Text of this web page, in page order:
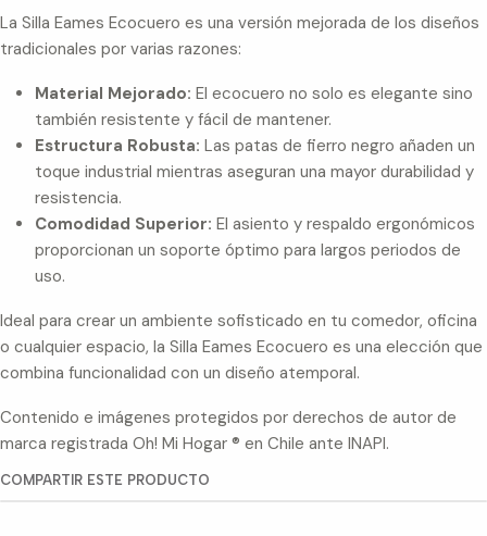
La Silla Eames Ecocuero es una versión mejorada de los diseños
tradicionales por varias razones:
Material Mejorado: El ecocuero no solo es elegante sino
también resistente y fácil de mantener.
Estructura Robusta: Las patas de fierro negro añaden un
toque industrial mientras aseguran una mayor durabilidad y
resistencia.
Comodidad Superior: El asiento y respaldo ergonómicos
proporcionan un soporte óptimo para largos periodos de
uso.
Ideal para crear un ambiente sofisticado en tu comedor, oficina
o cualquier espacio, la Silla Eames Ecocuero es una elección que
combina funcionalidad con un diseño atemporal.
Contenido e imágenes protegidos por derechos de autor de
marca registrada Oh! Mi Hogar ® en Chile ante INAPI.
COMPARTIR ESTE PRODUCTO